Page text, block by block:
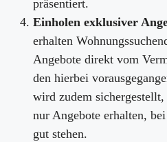
präsentiert.
Einholen exklusiver
erhalten
Angebote direkt vom
den hierbei
wird zudem
nur Angebote erhalten,
gut stehen.